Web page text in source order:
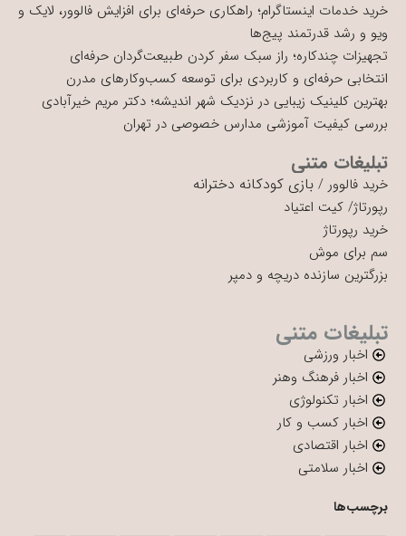
خرید خدمات اینستاگرام؛ راهکاری حرفه‌ای برای افزایش فالوور، لایک و
ویو و رشد قدرتمند پیج‌ها
تجهیزات چندکاره؛ راز سبک سفر کردن طبیعت‌گردان حرفه‌ای
انتخابی حرفه‌ای و کاربردی برای توسعه کسب‌وکارهای مدرن
بهترین کلینیک زیبایی در نزدیک شهر اندیشه؛ دکتر مریم خیرآبادی
بررسی کیفیت آموزشی مدارس خصوصی در تهران
تبلیغات متنی
خرید فالوور / بازی کودکانه دخترانه
رپورتاژ/ کیت اعتیاد
خرید رپورتاژ
سم برای موش
بزرگترین سازنده دریچه و دمپر
تبلیغات متنی
اخبار ورزشی
اخبار فرهنگ وهنر
اخبار تکنولوژی
اخبار کسب و کار
اخبار اقتصادی
اخبار سلامتی
برچسب‌ها